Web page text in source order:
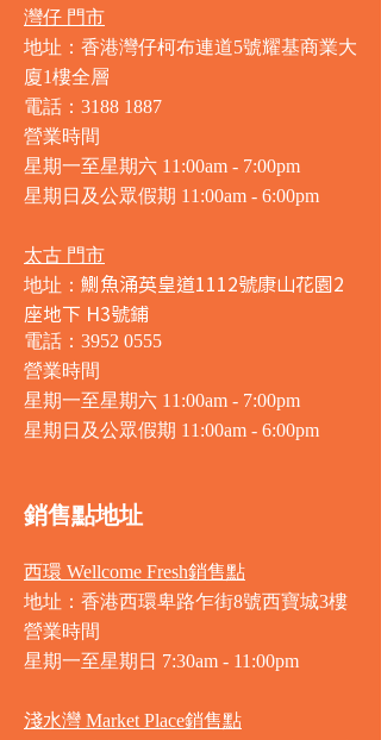
灣仔 門市
地址：香港灣仔柯布連道5號耀基商業大
廈1樓全層
電話：3188 1887
營業時間
星期一至星期六 11:00am - 7:00pm
星期日及公眾假期 11:00am - 6:00pm
太古 門市
地址： 鰂魚涌英皇道1112號康山花園2
座地下 H3號鋪
電話：3952 0555
營業時間
星期一至星期六 11:00am - 7:00pm
星期日及公眾假期 11:00am - 6:00pm
銷售點地址
西環 Wellcome Fresh銷售點
地址：香港西環卑路乍街8號西寶城3樓
營業時間
星期一至星期日 7:30am - 11:00pm
淺水灣 Market Place銷售點